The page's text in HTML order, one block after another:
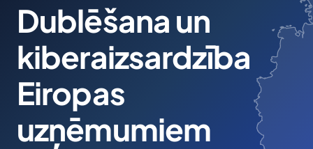
Dublēšana un
kiberaizsardzība
Eiropas
uzņēmumiem